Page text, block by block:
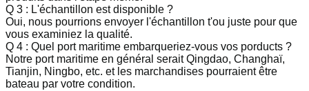
Q 3 : L'échantillon est disponible ?
Oui, nous pourrions envoyer l'échantillon t'ou juste pour que
vous examiniez la qualité.
Q 4 : Quel port maritime embarqueriez-vous vos porducts ?
Notre port maritime en général serait Qingdao, Changhaï,
Tianjin, Ningbo, etc. et les marchandises pourraient être
bateau par votre condition.